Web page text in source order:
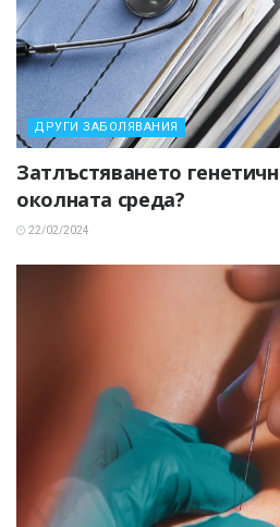
ДРУГИ ЗАБОЛЯВАНИЯ
Затлъстяването
околната среда?
22/02/2024